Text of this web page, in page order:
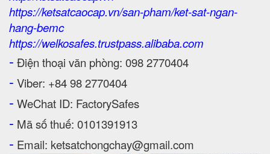
https://ketsatcaocap.vn/san-pham/ket-sat-ngan-
hang-bemc
https://welkosafes.trustpass.alibaba.com
- Điện thoại văn phòng: 098 2770404
- Viber: +84 98 2770404
- WeChat ID: FactorySafes
- Mã số thuế: 0101391913
- Email: ketsatchongchay@gmail.com